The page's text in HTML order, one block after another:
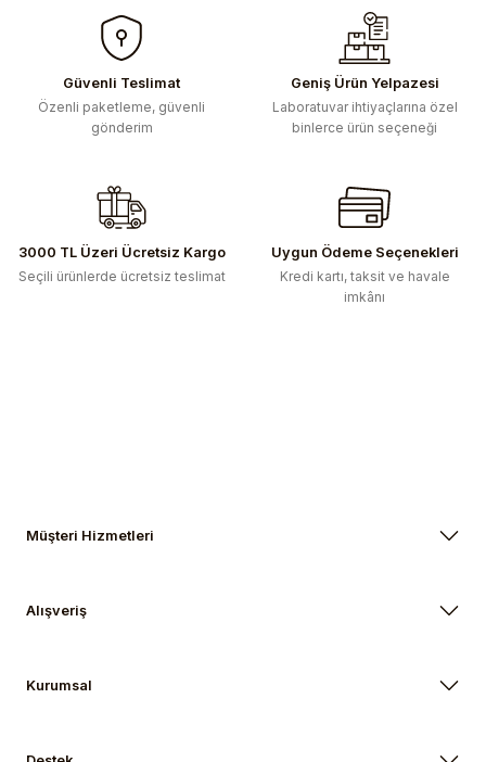
konularda yetersiz gördüğünüz noktaları öneri formunu
kullanarak tarafımıza iletebilirsiniz.
Görüş ve önerileriniz için teşekkür ederiz.
Ürün resmi kalitesiz, bozuk veya görüntülenemiyor.
Ürün fiyatı diğer sitelerden daha pahalı.
Bu ürüne benzer farklı alternatifler olmalı.
Güvenli Teslimat
Özenli paketleme, güvenli
gönderim
Geniş Ürün Yelpazesi
Laboratuvar ihtiyaçlarına özel
binlerce ürün seçeneği
3000 TL Üzeri Ücretsiz Kargo
Seçili ürünlerde ücretsiz teslimat
Uygun Ödeme Seçenekleri
Kredi kartı, taksit ve havale
imkânı
Müşteri Hizmetleri
Alışveriş
Kurumsal